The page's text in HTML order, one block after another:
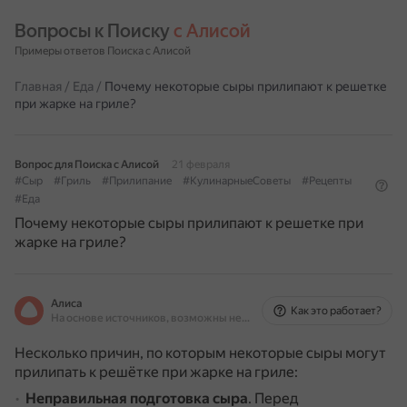
Вопросы к Поиску с Алисой
Примеры ответов Поиска с Алисой
Главная / Еда / Почему некоторые сыры прилипают к решетке
при жарке на гриле?
Вопрос для Поиска с Алисой
21 февраля
#Сыр
#Гриль #Прилипание #КулинарныеСоветы
#Рецепты
#Еда
Почему некоторые сыры прилипают к решетке при
жарке на гриле?
Алиса
На основе источников, возможны неточности
Как это работает?
Несколько причин, по которым некоторые сыры могут
прилипать к решётке при жарке на гриле:
Неправильная подготовка сыра. Перед